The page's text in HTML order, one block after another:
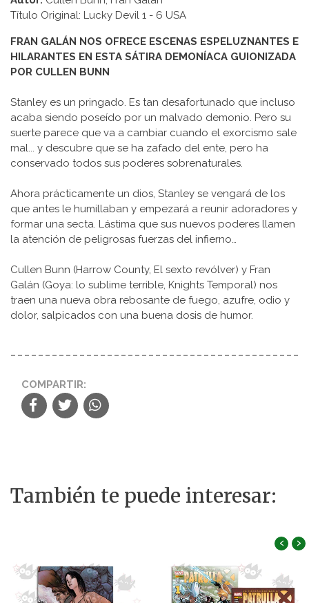
Título Original: Lucky Devil 1 - 6 USA
FRAN GALÁN NOS OFRECE ESCENAS ESPELUZNANTES E
HILARANTES EN ESTA SÁTIRA DEMONÍACA GUIONIZADA
POR CULLEN BUNN
Stanley es un pringado. Es tan desafortunado que incluso
acaba siendo poseído por un malvado demonio. Pero su
suerte parece que va a cambiar cuando el exorcismo sale
mal... y descubre que se ha zafado del ente, pero ha
conservado todos sus poderes sobrenaturales.
Ahora prácticamente un dios, Stanley se vengará de los
que antes le humillaban y empezará a reunir adoradores y
formar una secta. Lástima que sus nuevos poderes llamen
la atención de peligrosas fuerzas del infierno…
Cullen Bunn (Harrow County, El sexto revólver) y Fran
Galán (Goya: lo sublime terrible, Knights Temporal) nos
traen una nueva obra rebosante de fuego, azufre, odio y
dolor, salpicados con una buena dosis de humor.
COMPARTIR:
También te puede interesar:
‹ ›